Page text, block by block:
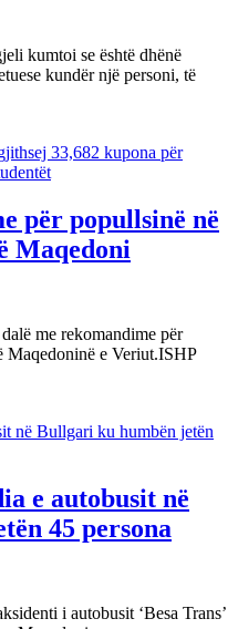
kumtoi se është dhënë
kundër një personi, të
për popullsinë në
Maqedoni
me rekomandime për
Maqedoninë e Veriut.ISHP
e autobusit në
45 persona
i autobusit ‘Besa Trans’